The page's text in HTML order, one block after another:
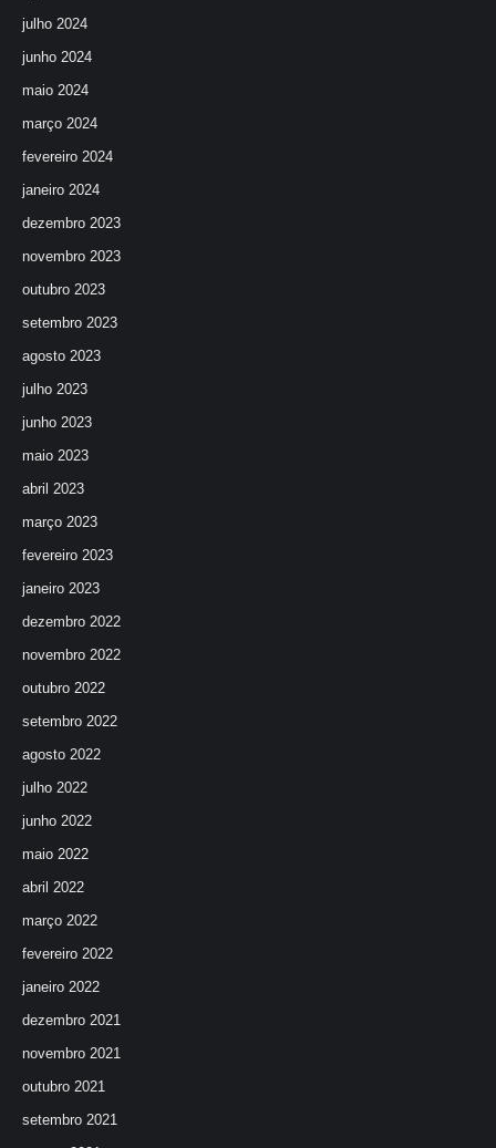
julho 2024
junho 2024
maio 2024
março 2024
fevereiro 2024
janeiro 2024
dezembro 2023
novembro 2023
outubro 2023
setembro 2023
agosto 2023
julho 2023
junho 2023
maio 2023
abril 2023
março 2023
fevereiro 2023
janeiro 2023
dezembro 2022
novembro 2022
outubro 2022
setembro 2022
agosto 2022
julho 2022
junho 2022
maio 2022
abril 2022
março 2022
fevereiro 2022
janeiro 2022
dezembro 2021
novembro 2021
outubro 2021
setembro 2021